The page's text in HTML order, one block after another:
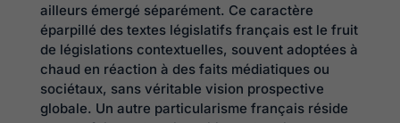
ailleurs émergé séparément. Ce caractère
éparpillé des textes législatifs français est le fruit
de législations contextuelles, souvent adoptées à
chaud en réaction à des faits médiatiques ou
sociétaux, sans véritable vision prospective
globale. Un autre particularisme français réside